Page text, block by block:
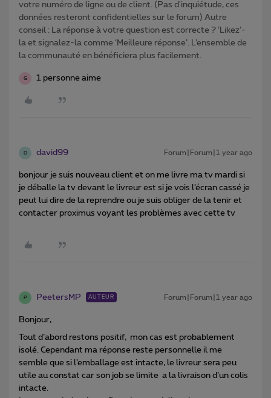
votre numéro de ligne ou de client. (Pas d'inquiétude, ces
données resteront confidentielles sur le forum) Autre
conseil : La réponse à votre question est correcte ? ‘Likez’-
la et signalez-la comme ‘Meilleure réponse’. L’ensemble de
la communauté en bénéficiera plus facilement.
G 1 personne aime
D david99 Forum|Forum|1 year ago
bonjour je suis nouveau client et on me livre ma tv mardi si
je déballe la tv devant le livreur est si je vois l’écran cassé je
peut lui dire de la reprendre ou je suis obliger de la tenir et
contacter proximus voyant les problèmes avec cette tv
P PeetersMP AUTEUR Forum|Forum|1 year ago
Bonjour,
Tout d’abord restons positif, mon cas est probablement
isolé. Cependant ma réponse reste personnelle il me
semble que si l’emballage est intacte, le livreur sera peu
utile au constat car son job se limite a la livraison d’un colis
intacte.